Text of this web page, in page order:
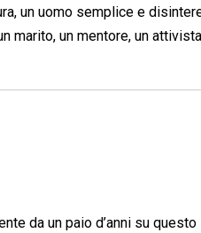
un uomo semplice e
marito, un mentore, un
da un paio d’anni su questo